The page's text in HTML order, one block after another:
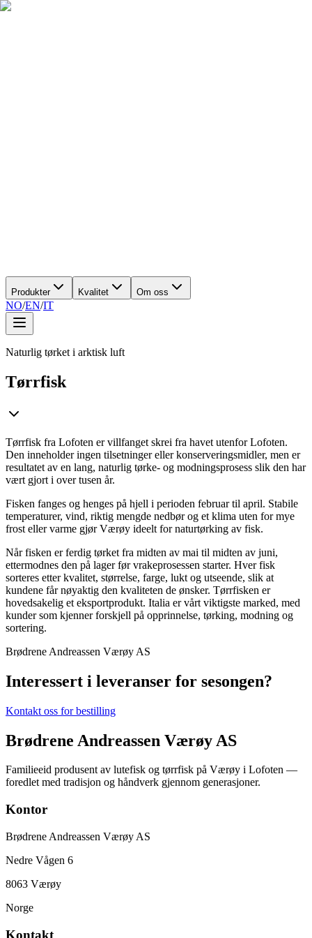
Produkter Kvalitet Om oss
NO/EN/IT
Naturlig tørket i arktisk luft
Tørrfisk
Tørrfisk fra Lofoten er villfanget skrei fra havet utenfor Lofoten.
Den inneholder ingen tilsetninger eller konserveringsmidler, men er
resultatet av en lang, naturlig tørke- og modningsprosess slik den har
vært gjort i over tusen år.
Fisken fanges og henges på hjell i perioden februar til april. Stabile
temperaturer, vind, riktig mengde nedbør og et klima uten for mye
frost eller varme gjør Værøy ideelt for naturtørking av fisk.
Når fisken er ferdig tørket fra midten av mai til midten av juni,
ettermodnes den på lager før vrakeprosessen starter. Hver fisk
sorteres etter kvalitet, størrelse, farge, lukt og utseende, slik at
kundene får nøyaktig den kvaliteten de ønsker. Tørrfisken er
hovedsakelig et eksportprodukt. Italia er vårt viktigste marked, med
kunder som kjenner forskjell på opprinnelse, tørking, modning og
sortering.
Brødrene Andreassen Værøy AS
Interessert i leveranser for sesongen?
Kontakt oss for bestilling
Brødrene Andreassen Værøy AS
Familieeid produsent av lutefisk og tørrfisk på Værøy i Lofoten —
foredlet med tradisjon og håndverk gjennom generasjoner.
Kontor
Brødrene Andreassen Værøy AS
Nedre Vågen 6
8063 Værøy
Norge
Kontakt